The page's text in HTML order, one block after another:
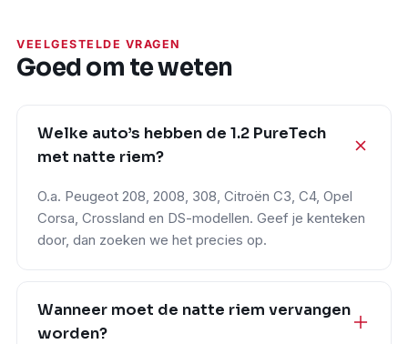
VEELGESTELDE VRAGEN
Goed om te weten
Welke auto’s hebben de 1.2 PureTech
met natte riem?
O.a. Peugeot 208, 2008, 308, Citroën C3, C4, Opel
Corsa, Crossland en DS-modellen. Geef je kenteken
door, dan zoeken we het precies op.
Wanneer moet de natte riem vervangen
worden?